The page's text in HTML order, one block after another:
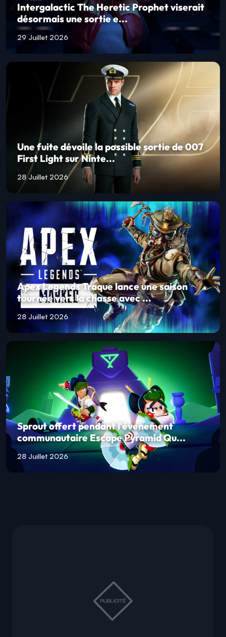
Intergalactic The Heretic Prophet viserait
désormais une sortie e...
29 Juillet 2026
Une fuite dévoile la possible sortie de 007
First Light sur Ninte...
28 Juillet 2026
Apex Legends Traque lance une saison
tournée vers la chasse avec ...
28 Juillet 2026
Sprout offert pendant l'évenement
communautaire Escape Pyramid Qu...
28 Juillet 2026